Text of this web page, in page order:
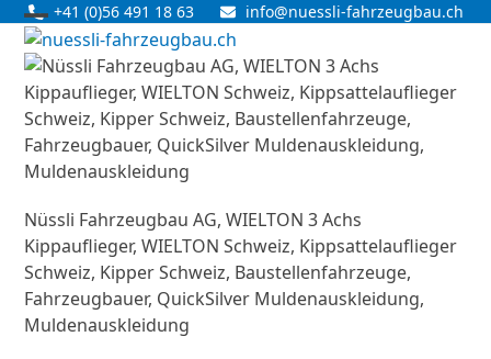
Skip
content
+41 (0)56 491 18 63 info@nuessli-fahrzeugbau.ch
Open
mobile
menu
Close
mobile
menu
Nüssli Fahrzeugbau AG, WIELTON 3 Achs
Kippauflieger, WIELTON Schweiz, Kippsattelauflieger
Schweiz, Kipper Schweiz, Baustellenfahrzeuge,
Fahrzeugbauer, QuickSilver Muldenauskleidung,
Muldenauskleidung